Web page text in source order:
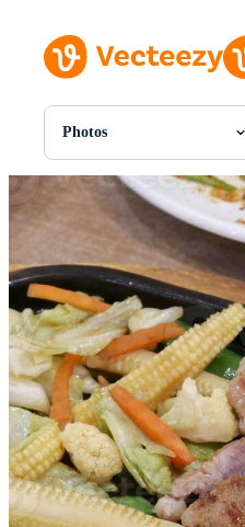
Photos
Toutes Images
Photos
PNGs
PSDs
Modèles
Vecteurs
Vidéos
Motion graphics
Images Éditoriales
Événements Éditoriaux